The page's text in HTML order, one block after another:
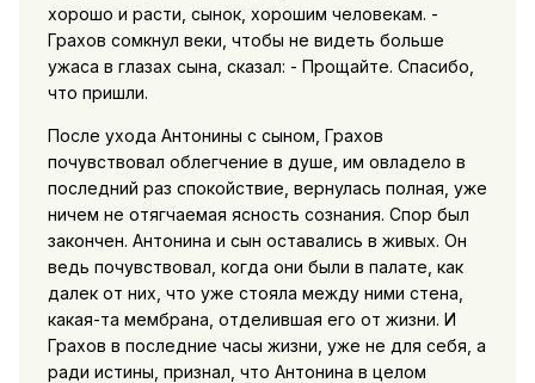
хорошо и расти, сынок, хорошим человекам. -
Грахов сомкнул веки, чтобы не видеть больше
ужаса в глазах сына, сказал: - Прощайте. Спасибо,
что пришли.
После ухода Антонины с сыном, Грахов
почувствовал облегчение в душе, им овладело в
последний раз спокойствие, вернулась полная, уже
ничем не отягчаемая ясность сознания. Спор был
закончен. Антонина и сын оставались в живых. Он
ведь почувствовал, когда они были в палате, как
далек от них, что уже стояла между ними стена,
какая-та мембрана, отделившая его от жизни. И
Грахов в последние часы жизни, уже не для себя, а
ради истины, признал, что Антонина в целом